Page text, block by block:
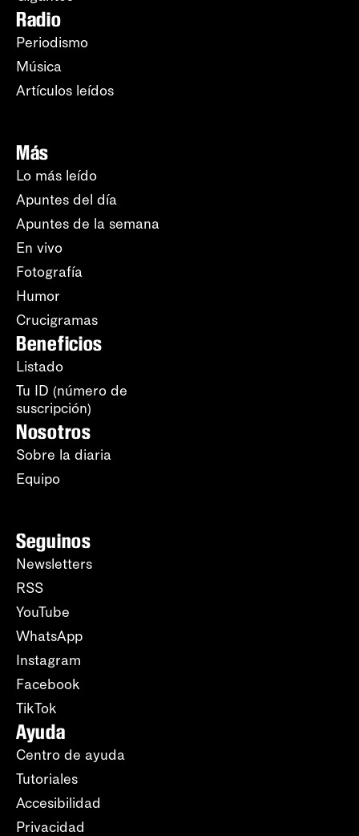
Radio
Periodismo
Música
Artículos leídos
Más
Lo más leído
Apuntes del día
Apuntes de la semana
En vivo
Fotografía
Humor
Crucigramas
Beneficios
Listado
Tu ID (número de
suscripción)
Nosotros
Sobre la diaria
Equipo
Seguinos
Newsletters
RSS
YouTube
WhatsApp
Instagram
Facebook
TikTok
Ayuda
Centro de ayuda
Tutoriales
Accesibilidad
Privacidad